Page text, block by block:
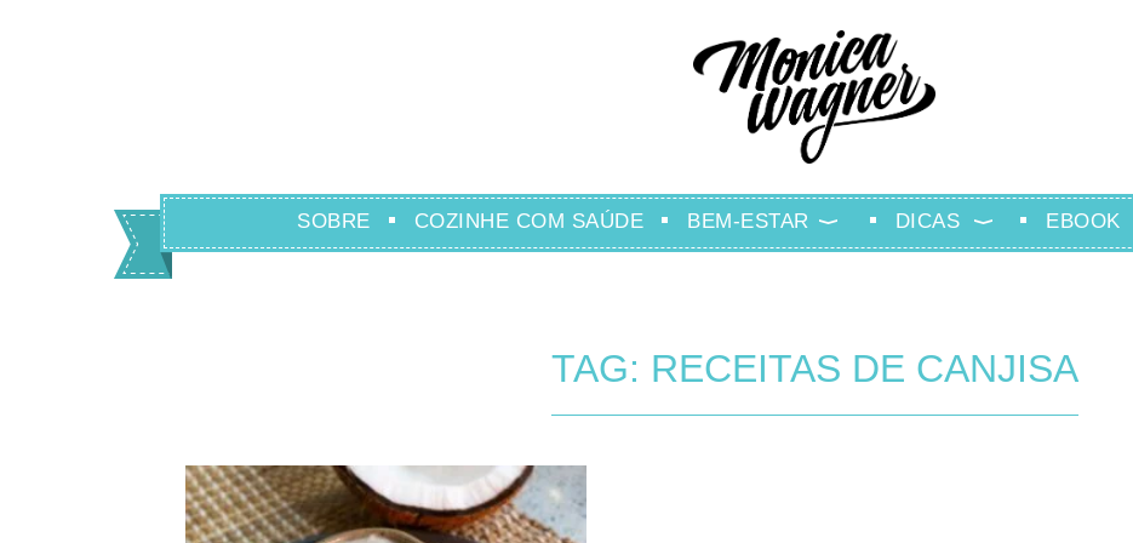
SOBRE COZINHE COM SAÚDE BEM-ESTAR DICAS EBOOK
TAG: RECEITAS DE CANJISA